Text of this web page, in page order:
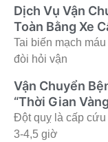
Dịch Vụ Vận
Toàn Bằng Xe
Tai biến mạch
đòi hỏi vận
Vận Chuyển
“Thời Gian
Đột quỵ là cấp cứu
3-4,5 giờ